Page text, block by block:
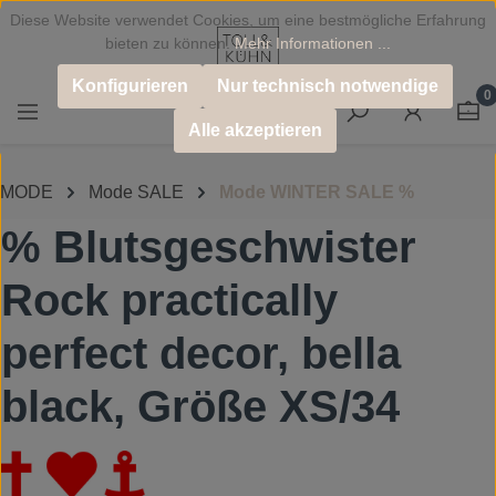
Zum Hauptinhalt springen
0
MODE Mode SALE Mode WINTER SALE %
% Blutsgeschwister
Rock practically
perfect decor, bella
black, Größe XS/34
Diese Website verwendet Cookies, um eine bestmögliche Erfahrung
bieten zu können.Mehr Informationen ...
Nur technisch notwendige
Konfigurieren
Alle akzeptieren